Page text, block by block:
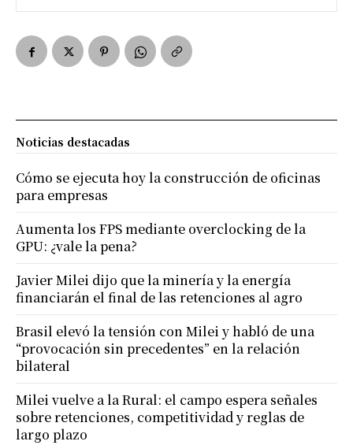
Noticias destacadas
Cómo se ejecuta hoy la construcción de oficinas
para empresas
Aumenta los FPS mediante overclocking de la
GPU: ¿vale la pena?
Javier Milei dijo que la minería y la energía
financiarán el final de las retenciones al agro
Brasil elevó la tensión con Milei y habló de una
“provocación sin precedentes” en la relación
bilateral
Milei vuelve a la Rural: el campo espera señales
sobre retenciones, competitividad y reglas de
largo plazo